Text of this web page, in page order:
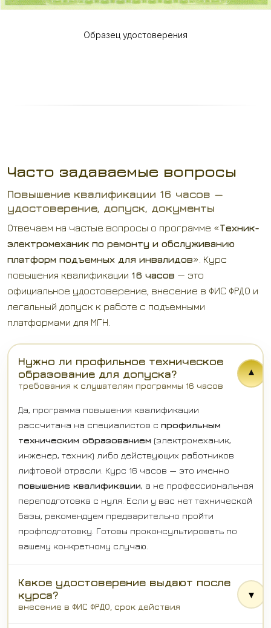
Образец удостоверения
Часто задаваемые вопросы
Повышение квалификации 16 часов —
удостоверение, допуск, документы
Отвечаем на частые вопросы о программе «Техник-
электромеханик по ремонту и обслуживанию
платформ подъемных для инвалидов». Курс
повышения квалификации 16 часов — это
официальное удостоверение, внесение в ФИС ФРДО и
легальный допуск к работе с подъемными
платформами для МГН.
Нужно ли профильное техническое
образование для допуска?
требования к слушателям программы 16 часов
▾
Да, программа повышения квалификации
рассчитана на специалистов с профильным
техническим образованием (электромеханик,
инженер, техник) либо действующих работников
лифтовой отрасли. Курс 16 часов — это именно
повышение квалификации, а не профессиональная
переподготовка с нуля. Если у вас нет технической
базы, рекомендуем предварительно пройти
профподготовку. Готовы проконсультировать по
вашему конкретному случаю.
Какое удостоверение выдают после
курса?
внесение в ФИС ФРДО, срок действия
▾